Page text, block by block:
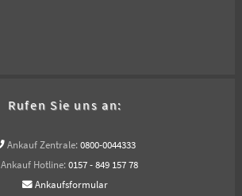
Rufen Sie uns an:
Ankauf Zentrale: 0800-0044333
Ankauf Hotline: 0157 - 849 157 78
Ankaufsformular